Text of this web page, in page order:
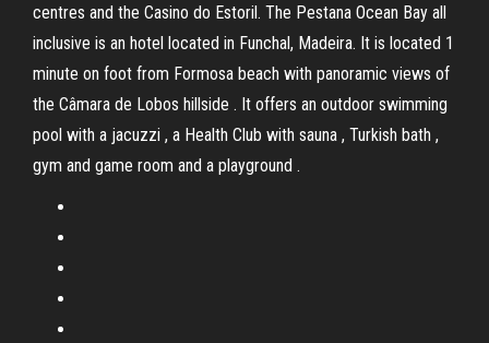
centres and the Casino do Estoril. The Pestana Ocean Bay all
inclusive is an hotel located in Funchal, Madeira. It is located 1
minute on foot from Formosa beach with panoramic views of
the Câmara de Lobos hillside . It offers an outdoor swimming
pool with a jacuzzi , a Health Club with sauna , Turkish bath ,
gym and game room and a playground .